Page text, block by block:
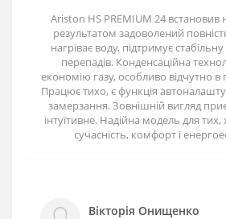
Ariston HS PREMIUM 24
результатом задоволений
нагріває воду, підтримує
перепадів. Конденсаційна
економію газу, особливо відчутно в
Працює тихо, є функція
замерзання. Зовнішній вигляд
інтуїтивне. Надійна модель для
сучасність, комфорт і
Вікторія Онищенко